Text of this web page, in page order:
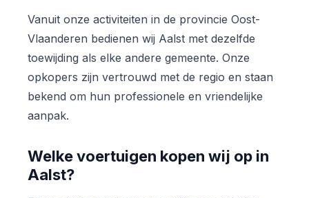
Vanuit onze activiteiten in de provincie Oost-
Vlaanderen bedienen wij Aalst met dezelfde
toewijding als elke andere gemeente. Onze
opkopers zijn vertrouwd met de regio en staan
bekend om hun professionele en vriendelijke
aanpak.
Welke voertuigen kopen wij op in
Aalst?